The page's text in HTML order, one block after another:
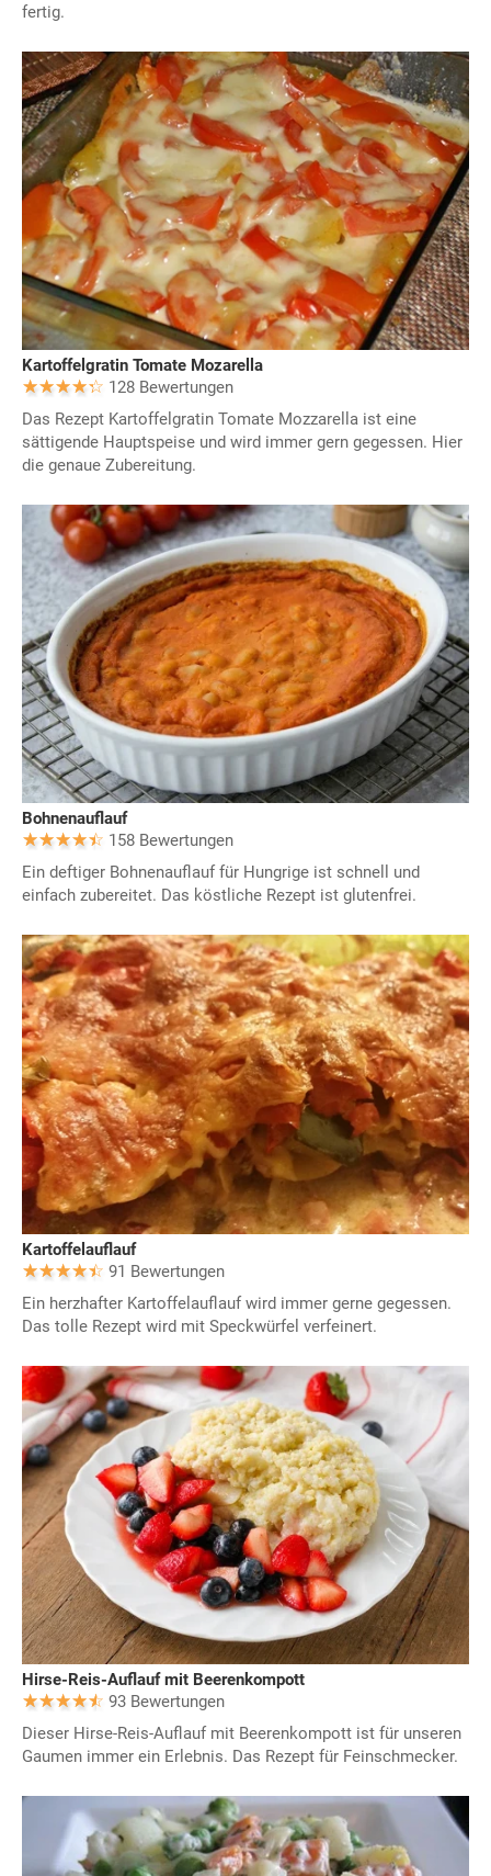
fertig.
Kartoffelgratin Tomate Mozarella
128 Bewertungen
Das Rezept Kartoffelgratin Tomate Mozzarella ist eine
sättigende Hauptspeise und wird immer gern gegessen. Hier
die genaue Zubereitung.
Bohnenauflauf
158 Bewertungen
Ein deftiger Bohnenauflauf für Hungrige ist schnell und
einfach zubereitet. Das köstliche Rezept ist glutenfrei.
Kartoffelauflauf
91 Bewertungen
Ein herzhafter Kartoffelauflauf wird immer gerne gegessen.
Das tolle Rezept wird mit Speckwürfel verfeinert.
Hirse-Reis-Auflauf mit Beerenkompott
93 Bewertungen
Dieser Hirse-Reis-Auflauf mit Beerenkompott ist für unseren
Gaumen immer ein Erlebnis. Das Rezept für Feinschmecker.